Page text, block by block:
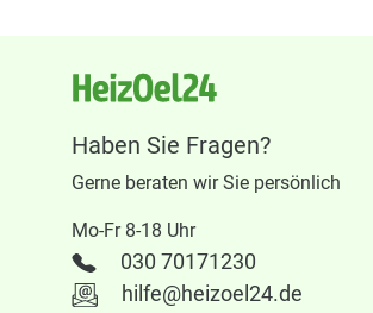
Haben Sie Fragen?
Gerne beraten wir Sie persönlich
Mo-Fr 8-18 Uhr
030 70171230
hilfe@heizoel24.de